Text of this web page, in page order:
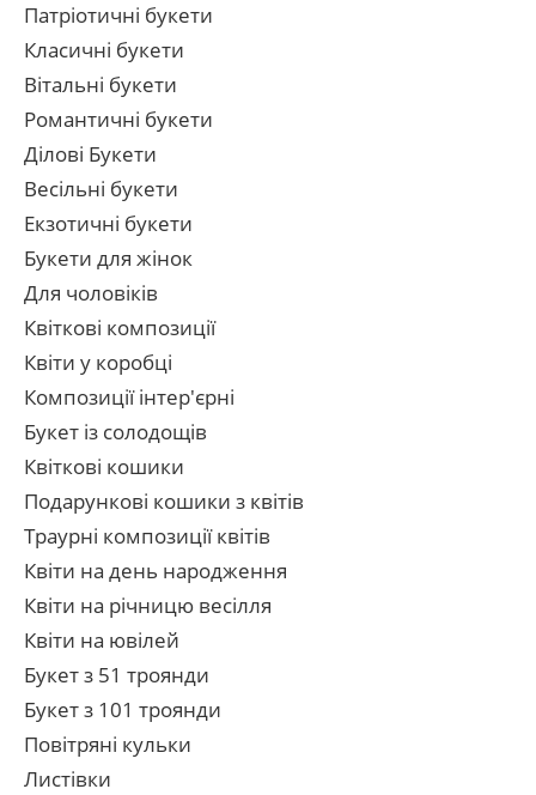
Патріотичні букети
Класичні букети
Вітальні букети
Романтичні букети
Ділові Букети
Весільні букети
Екзотичні букети
Букети для жінок
Для чоловіків
Квіткові композиції
Квіти у коробці
Композиції інтер'єрні
Букет із солодощів
Квіткові кошики
Подарункові кошики з квітів
Траурні композиції квітів
Квіти на день народження
Квіти на річницю весілля
Квіти на ювілей
Букет з 51 троянди
Букет з 101 троянди
Повітряні кульки
Листівки